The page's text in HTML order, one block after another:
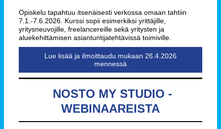
Opiskelu tapahtuu itsenäisesti verkossa omaan tahtiin
7.1.-7.6.2026. Kurssi sopii esimerkiksi yrittäjille,
yritysneuvojille, freelancereille sekä yritysten ja
aluekehittämisen asiantuntijatehtävissä toimiville.
Lue lisää ja ilmoittaudu mukaan 26.4.2026
mennessä
NOSTO MY STUDIO -
WEBINAAREISTA